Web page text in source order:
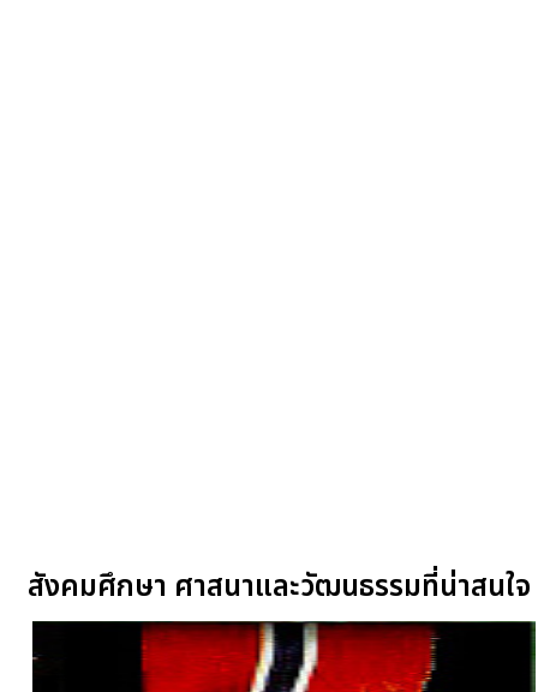
สังคมศึกษา ศาสนาและวัฒนธรรมที่น่าสนใจ